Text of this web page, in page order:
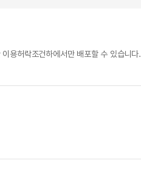
용허락조건하에서만 배포할 수 있습니다.